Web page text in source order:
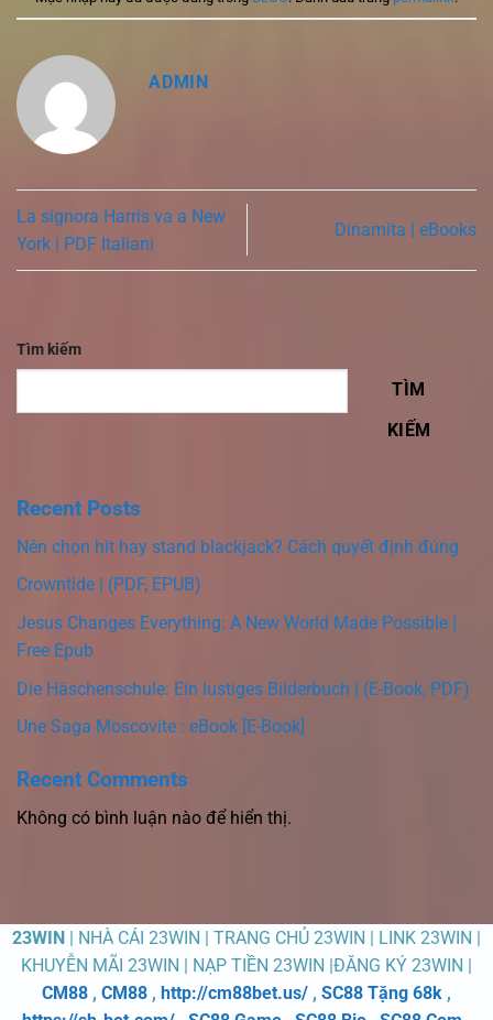
ADMIN
La signora Harris va a New
York | PDF Italiani
Dinamita | eBooks
Tìm kiếm
TÌM
KIẾM
Recent Posts
Nên chọn hit hay stand blackjack? Cách quyết định đúng
Crowntide | (PDF, EPUB)
Jesus Changes Everything: A New World Made Possible |
Free Epub
Die Häschenschule: Ein lustiges Bilderbuch | (E-Book, PDF)
Une Saga Moscovite : eBook [E-Book]
Recent Comments
Không có bình luận nào để hiển thị.
23WIN | NHÀ CÁI 23WIN | TRANG CHỦ 23WIN | LINK 23WIN |
KHUYỄN MÃI 23WIN | NẠP TIỀN 23WIN |ĐĂNG KÝ 23WIN |
CM88 , CM88 , http://cm88bet.us/ , SC88 Tặng 68k ,